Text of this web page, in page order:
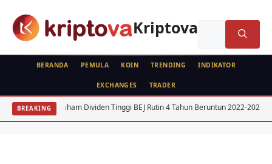
Kriptova
BERANDA PEMULA KOIN TRENDING INDIKATOR
EXCHANGES TRADER
BREAKING
15 Saham Dividen Tinggi BEJ Rutin 4 Tahun Beruntun 2022-2025
FEATURED
Nick Szabo